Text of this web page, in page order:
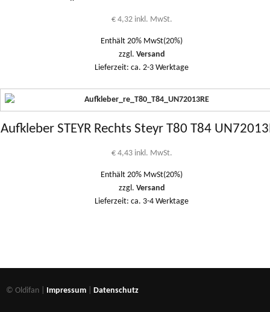
€4,32 inkl. MwSt.
Enthält 20% MwSt(20%)
zzgl. Versand
Lieferzeit: ca. 2-3 Werktage
Aufkleber STEYR Rechts Steyr T80 T84
€4,43 inkl. MwSt.
Enthält 20% MwSt(20%)
zzgl. Versand
Lieferzeit: ca. 3-4 Werktage
© Oldifan | Impressum Datenschutz